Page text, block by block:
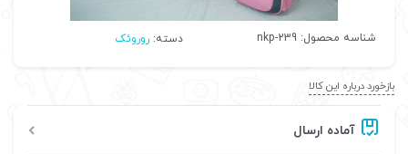
شناسه محصول: nkp-239 دسته: روروئک
بازخورد درباره این کالا
آماده ارسال